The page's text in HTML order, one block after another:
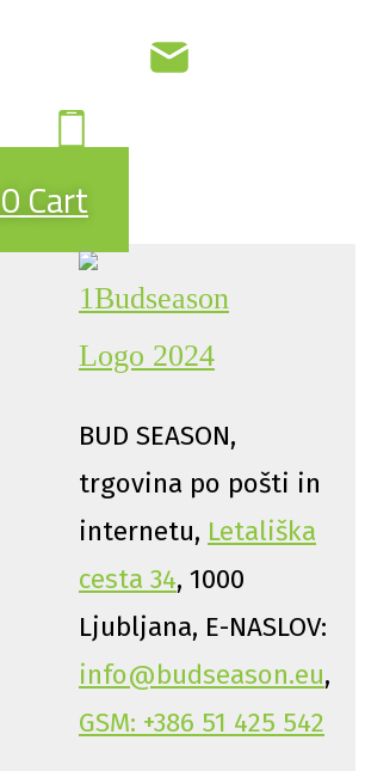
0Cart
BUD SEASON,
trgovina po pošti in
internetu, Letališka
cesta 34, 1000
Ljubljana, E-NASLOV:
info@budseason.eu,
GSM: +386 51 425 542